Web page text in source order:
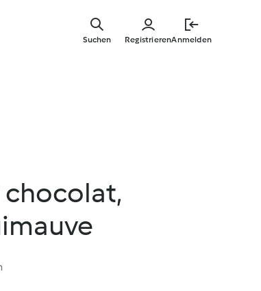
RegistrierenAnmelden
Suchen
chocolat,